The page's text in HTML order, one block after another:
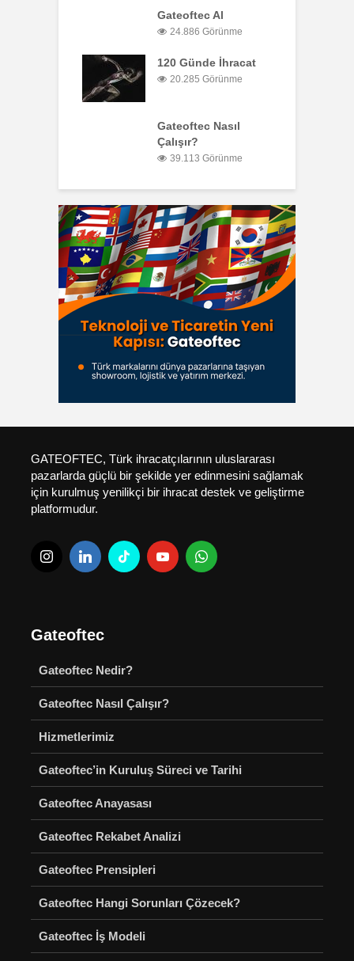
Gateoftec Al
24.886 Görünme
120 Günde İhracat
20.285 Görünme
Gateoftec Nasıl
Çalışır?
39.113 Görünme
GATEOFTEC, Türk ihracatçılarının uluslararası
pazarlarda güçlü bir şekilde yer edinmesini sağlamak
için kurulmuş yenilikçi bir ihracat destek ve geliştirme
platformudur.
Gateoftec
Gateoftec Nedir?
Gateoftec Nasıl Çalışır?
Hizmetlerimiz
Gateoftec’in Kuruluş Süreci ve Tarihi
Gateoftec Anayasası
Gateoftec Rekabet Analizi
Gateoftec Prensipleri
Gateoftec Hangi Sorunları Çözecek?
Gateoftec İş Modeli